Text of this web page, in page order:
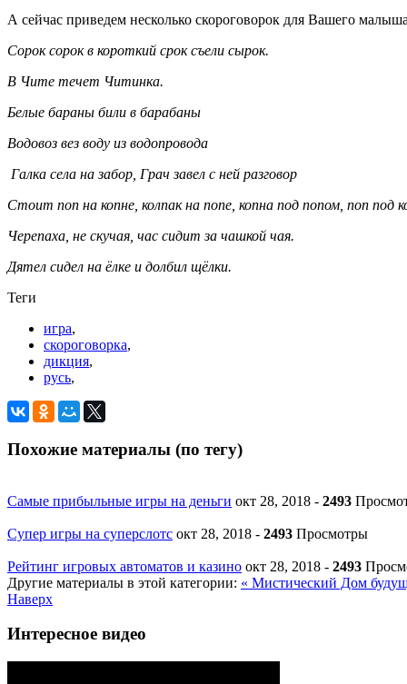
А сейчас приведем несколько скороговорок для Вашего
Сорок сорок в короткий срок съели сырок.
В Чите течет Читинка.
Белые бараны били в барабаны
Водовоз вез воду из водопровода
Галка села на забор, Грач завел с ней разговор
Стоит поп на копне, колпак на попе, копна под попом, поп под
Черепаха, не скучая, час сидит за чашкой чая.
Дятел сидел на ёлке и долбил щёлки.
Теги
игра,
скороговорка,
дикция,
русь,
Похожие материалы (по тегу)
Самые прибыльные игры на деньги окт 28, 2018 - 2493
Супер игры на суперслотс окт 28, 2018 - 2493 Просмотры
Рейтинг игровых автоматов и казино окт 28, 2018 - 2493
Другие материалы в этой категории: « Мистический Дом
Наверх
Интересное видео